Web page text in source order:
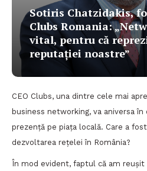
Sotiris Chatzidakis,
Clubs Romania:
vital, pentru că
reputației noastre”
CEO Clubs, una dintre cele mai
business networking, va aniversa în
prezență pe piața locală. Care a
dezvoltarea rețelei în România?
În mod evident, faptul că am